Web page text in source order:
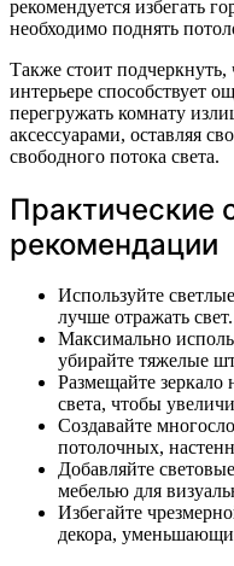
рекомендуется избегать
необходимо поднять
Также стоит
интерьере способствует
перегружать комнату
аксессуарами, оставляя
свободного потока света.
Практические
рекомендации
Используйте
лучше отражать свет.
Максимально
убирайте тяжелые
Размещайте зеркало
света, чтобы
Создавайте
потолочных,
Добавляйте
мебелью для
Избегайте
декора,